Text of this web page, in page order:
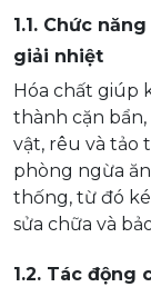
1.1. Chức
giải nhiệt
Hóa chất giúp
thành cặn
vật, rêu và tảo
phòng ngừa
thống, từ đó
sửa chữa và
1.2. Tác động